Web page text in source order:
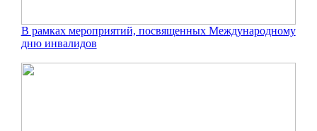
В рамках мероприятий, посвященных Международному
дню инвалидов